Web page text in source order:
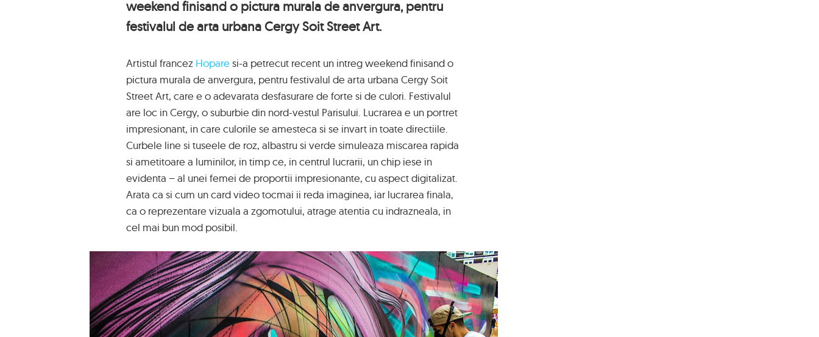
weekend finisand o pictura murala de anvergura, pentru
festivalul de arta urbana Cergy Soit Street Art.
Artistul francez Hopare si-a petrecut recent un intreg weekend finisand o
pictura murala de anvergura, pentru festivalul de arta urbana Cergy Soit
Street Art, care e o adevarata desfasurare de forte si de culori. Festivalul
are loc in Cergy, o suburbie din nord-vestul Parisului. Lucrarea e un portret
impresionant, in care culorile se amesteca si se invart in toate directiile.
Curbele line si tuseele de roz, albastru si verde simuleaza miscarea rapida
si ametitoare a luminilor, in timp ce, in centrul lucrarii, un chip iese in
evidenta – al unei femei de proportii impresionante, cu aspect digitalizat.
Arata ca si cum un card video tocmai ii reda imaginea, iar lucrarea finala,
ca o reprezentare vizuala a zgomotului, atrage atentia cu indrazneala, in
cel mai bun mod posibil.